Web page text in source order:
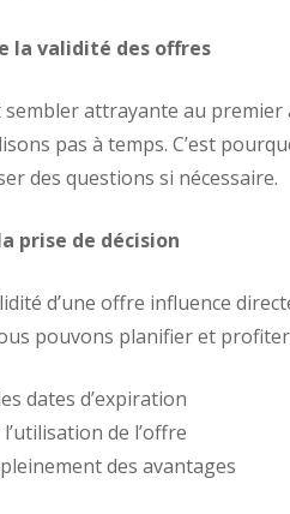
la validité des offres
attrayante au
pas à temps. C’est
des questions si nécessaire.
prise de décision
d’une offre influence
pouvons planifier et
dates d’expiration
de l’offre
des avantages